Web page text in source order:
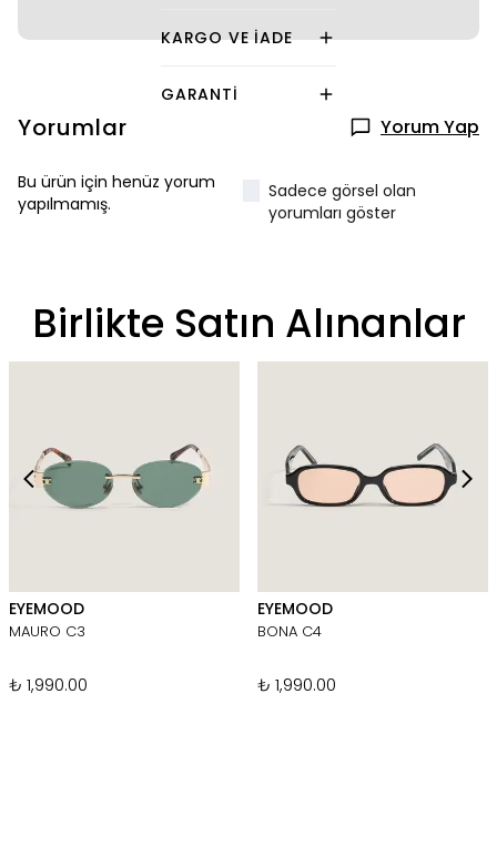
KARGO VE İADE
GARANTI
Yorumlar Yorum Yap
Bu ürün için henüz yorum
yapılmamış.
Sadece görsel olan
yorumları göster
Birlikte Satın Alınanlar
EYEMOOD
MAURO C3
₺ 1,990.00
EYEMOOD
BONA C4
₺ 1,990.00